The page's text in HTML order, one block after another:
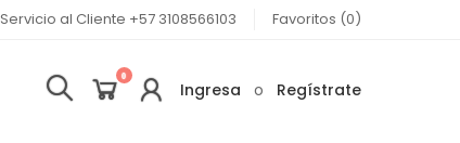
Servicio al Cliente +57 3108566103 Favoritos (0)
0
Ingresa o Regístrate